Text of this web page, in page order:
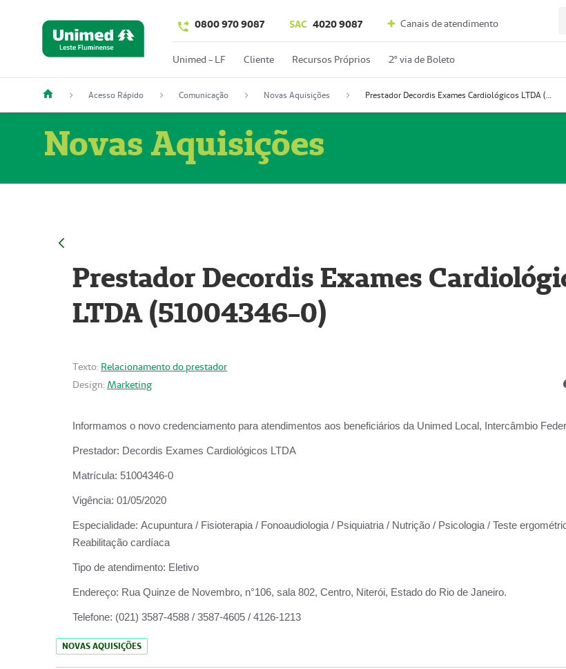
0800 970 9087 SAC 4020 9087 Canais de atendimento
Unimed - LF Cliente Recursos Próprios 2º via de Boleto
Acesso Rápido Comunicação Novas Aquisições Prestador Decordis Exames Cardiológicos LTDA (51004346-0)
Novas Aquisições
Prestador Decordis Exames
LTDA (51004346-0)
Texto: Relacionamento do prestador
Design: Marketing
Informamos o novo credenciamento para atendimentos aos beneficiários da Unimed Local, Intercâmbio
Prestador: Decordis Exames Cardiológicos LTDA
Matrícula: 51004346-0
Vigência: 01/05/2020
Especialidade: Acupuntura / Fisioterapia / Fonoaudiologia / Psiquiatria / Nutrição / Psicologia / Teste
Reabilitação cardíaca
Tipo de atendimento: Eletivo
Endereço: Rua Quinze de Novembro, n°106, sala 802, Centro, Niterói, Estado do Rio de Janeiro.
Telefone: (021) 3587-4588 / 3587-4605 / 4126-1213
NOVAS AQUISIÇÕES